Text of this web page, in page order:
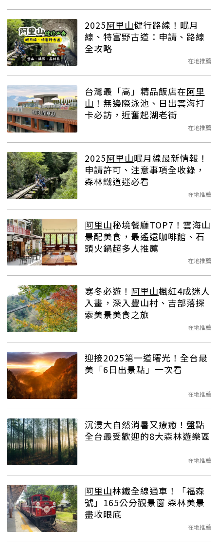
2025阿里山健行路線！眠月
線、特富野古道：申請、路線
全攻略
在地推薦
台灣最「高」精品飯店在阿里
山 ！無邊際泳池、日出雲海打
卡必訪，近奮起湖老街
在地推薦
2025阿里山眠月線最新情報！
申請許可、注意事項全收錄，
森林鐵道迷必看
在地推薦
阿里山秘境餐廳TOP7！雲海山
景配美食，最遙遠咖啡館、石
頭火鍋超多人推薦
在地推薦
寒冬必遊！ 阿里山楓紅4成迷人
入畫，深入豐山村、吉部落探
索美景美食之旅
在地推薦
迎接2025第一道曙光！全台最
美「6日出景點」一次看
在地推薦
沉浸大自然消暑又療癒！盤點
全台最受歡迎的8大森林遊樂區
在地推薦
阿里山林鐵全線通車！「福森
號」165公分觀景窗 森林美景
盡收眼底
在地推薦